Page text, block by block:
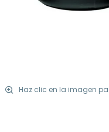
Haz clic en la imagen